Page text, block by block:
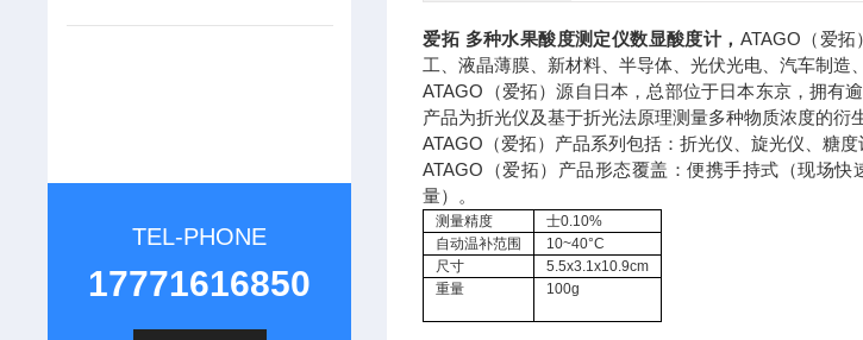
TEL-PHONE
17771616850
爱拓 多种水果酸度测定仪数显酸度计， ATAGO（爱
工、液晶薄膜、新材料、半导体、光伏光电、汽车制造
ATAGO（爱拓）源自日本，总部位于日本东京，拥有
产品为折光仪及基于折光法原理测量多种物质浓度的衍
ATAGO（爱拓）产品系列包括：折光仪、旋光仪、糖
ATAGO（爱拓）产品形态覆盖：便携手持式（现场
量）。
测量精度
士0.10%
自动温补范围
10~40°C
尺寸
5.5x3.1x10.9cm
重量
100g